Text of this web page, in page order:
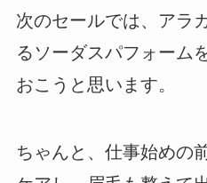
次のセールでは、アラ
るソーダスパフォーム
おこうと思います。
ちゃんと、仕事始めの